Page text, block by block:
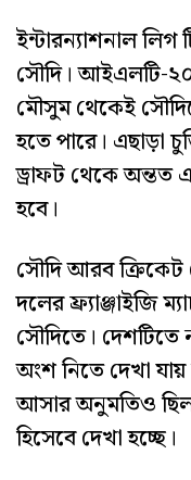
ইন্টারন্যাশনাল
সৌদি। আইএলটি-
মৌসুম থেকেই
হতে পারে। এছাড়া
ড্রাফট থেকে অন্তত
হবে।
সৌদি আরব
দলের ফ্র্যাঞ্জাইজি
সৌদিতে। দেশটিতে
অংশ নিতে দেখা যায়
আসার অনুমতিও
হিসেবে দেখা হচ্ছে।